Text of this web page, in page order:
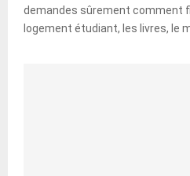
demandes sûrement comment
logement étudiant, les livres, le